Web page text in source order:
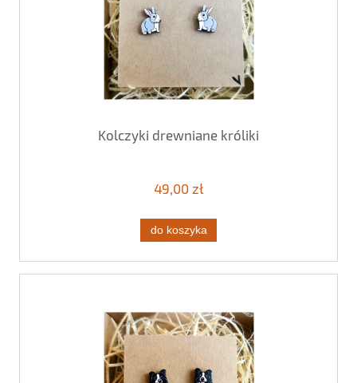
Kolczyki drewniane króliki
49,00 zł
do koszyka